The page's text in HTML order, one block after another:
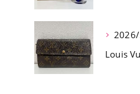
2026/06/30